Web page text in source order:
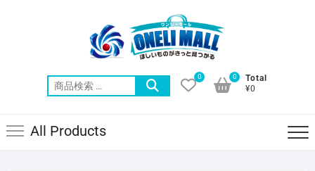
索
0
Total
¥0
0
All Products